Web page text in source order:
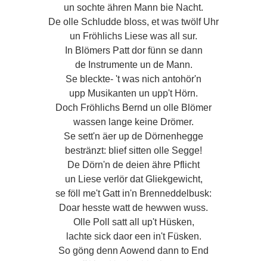
un sochte ähren Mann bie Nacht.
De olle Schludde bloss, et was twölf Uhr
un Fröhlichs Liese was all sur.
In Blömers Patt dor fünn se dann
de Instrumente un de Mann.
Se bleckte- 't was nich antohör'n
upp Musikanten un upp't Hörn.
Doch Fröhlichs Bernd un olle Blömer
wassen lange keine Drömer.
Se sett'n äer up de Dörnenhegge
bestränzt: blief sitten olle Segge!
De Dörn'n de deien ähre Pflicht
un Liese verlör dat Gliekgewicht,
se föll me't Gatt in'n Brenneddelbusk:
Doar hesste watt de hewwen wuss.
Olle Poll satt all up't Hüsken,
lachte sick daor een in't Füsken.
So göng denn Aowend dann to End